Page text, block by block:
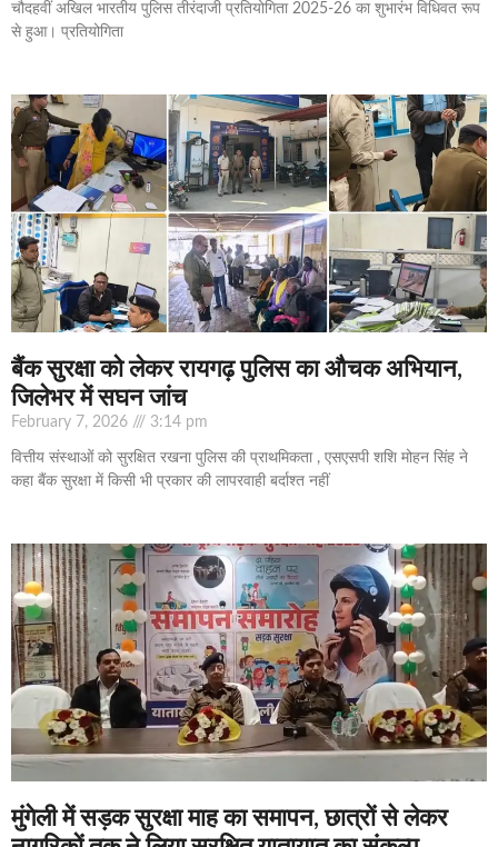
चौदहवीं अखिल भारतीय पुलिस तीरंदाजी प्रतियोगिता 2025-26 का शुभारंभ विधिवत रूप
से हुआ। प्रतियोगिता
बैंक सुरक्षा को लेकर रायगढ़ पुलिस का औचक अभियान,
जिलेभर में सघन जांच
February 7, 2026 3:14 pm
वित्तीय संस्थाओं को सुरक्षित रखना पुलिस की प्राथमिकता , एसएसपी शशि मोहन सिंह ने
कहा बैंक सुरक्षा में किसी भी प्रकार की लापरवाही बर्दाश्त नहीं
मुंगेली में सड़क सुरक्षा माह का समापन, छात्रों से लेकर